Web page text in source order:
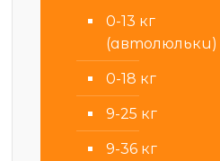
0-13 кг
(автолюльки)
0-18 кг
9-25 кг
9-36 кг